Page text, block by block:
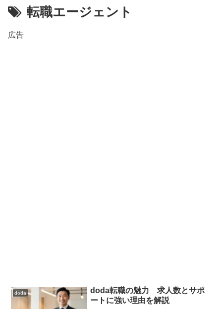
転職エージェント
広告
doda
doda転職の魅力 求人数とサポ
ートに強い理由を解説